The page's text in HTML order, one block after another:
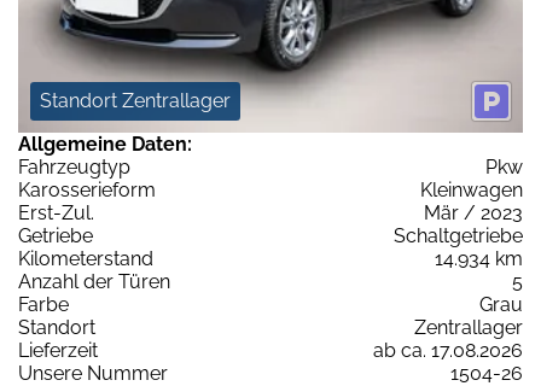
Standort Zentrallager
Allgemeine Daten:
Fahrzeugtyp
Pkw
Karosserieform
Kleinwagen
Erst-Zul.
Mär / 2023
Getriebe
Schaltgetriebe
Kilometerstand
14.934 km
Anzahl der Türen
5
Farbe
Grau
Standort
Zentrallager
Lieferzeit
ab ca. 17.08.2026
Unsere Nummer
1504-26